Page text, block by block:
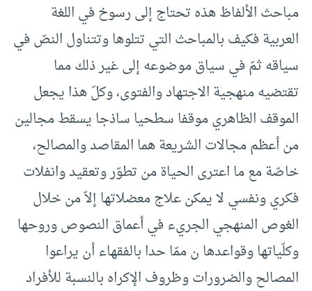
مباحث الألفاظ هذه تحتاج إلى رسوخ في اللغة
العربية فكيف بالمباحث التي تتلوها وتتناول النصّ في
سياقه ثمّ في سياق موضوعه إلى غير ذلك مما
تقتضيه منهجية الاجتهاد والفتوى، وكلّ هذا يجعل
الموقف الظاهري موقفا سطحيا ساذجا يسقط مجالين
من أعظم مجالات الشريعة هما المقاصد والمصالح،
خاصّة مع ما اعترى الحياة من تطوّر وتعقيد وانفلات
فكري ونفسي لا يمكن علاج معضلاتها إلاّ من خلال
الغوص المنهجي الجريء في أعماق النصوص وروحها
وكلّياتها وقواعدها ن ممّا حدا بالفقهاء أن يراعوا
المصالح والضرورات وظروف الإكراه بالنسبة للأفراد